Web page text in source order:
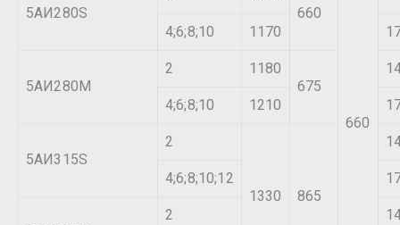
5АИ280S
660
660
4;6;8;10 1170
5АИ280М
2
1180
675
4;6;8;10 1210
5АИ315S
2
1330 865
4;6;8;10;12
2